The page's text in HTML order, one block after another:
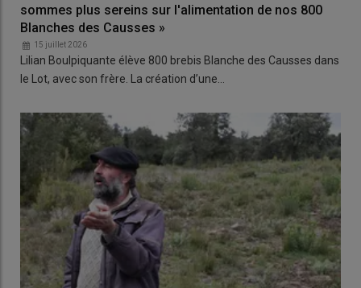
sommes plus sereins sur l'alimentation de nos 800
Blanches des Causses »
15 juillet 2026
Lilian Boulpiquante élève 800 brebis Blanche des Causses dans
le Lot, avec son frère. La création d’une…